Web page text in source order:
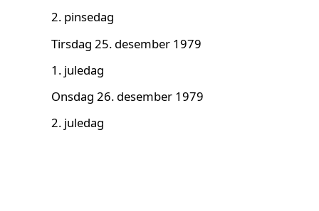
2. pinsedag
Tirsdag 25. desember 1979
1. juledag
Onsdag 26. desember 1979
2. juledag